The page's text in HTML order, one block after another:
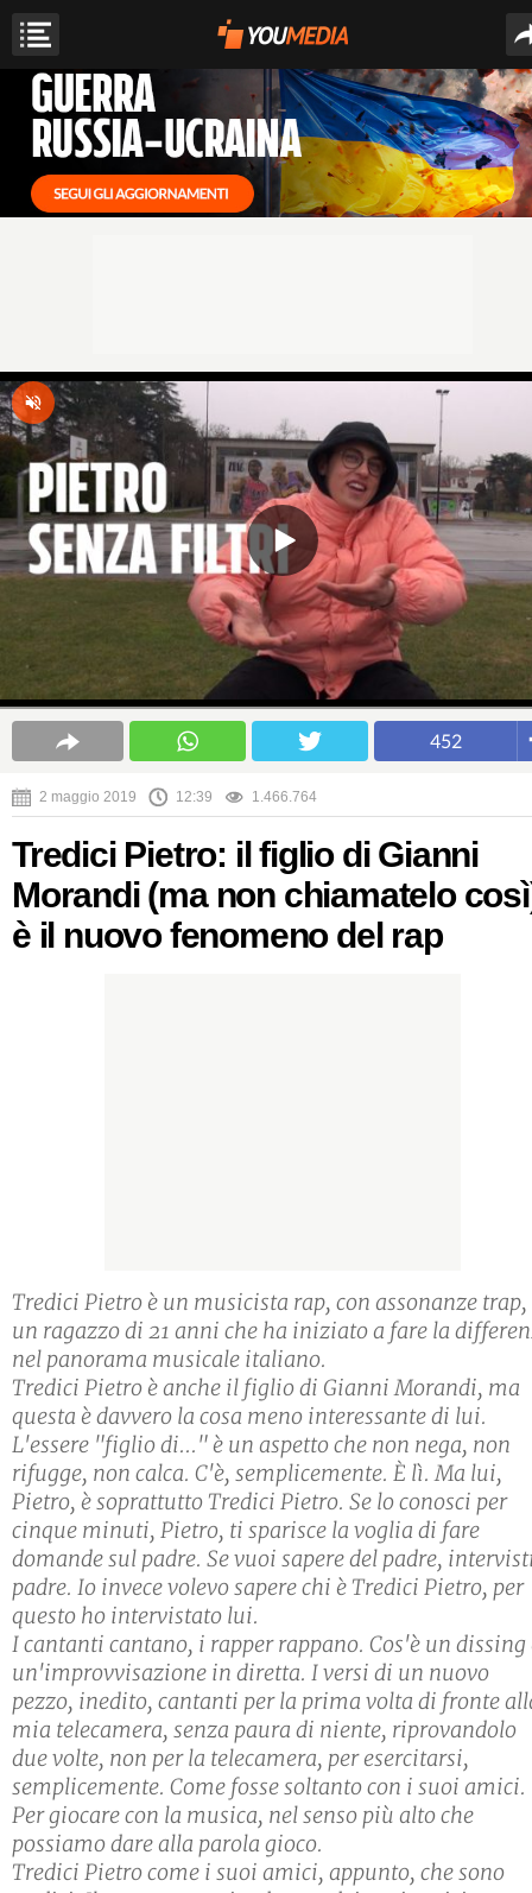
452
2 maggio 2019 12:39 1.466.764
Tredici Pietro: il figlio di Gianni
Morandi (ma non chiamatelo
è il nuovo fenomeno del rap
Tredici Pietro è un musicista rap, con assonanze trap,
un ragazzo di 21 anni che ha iniziato a fare la
nel panorama musicale italiano.
Tredici Pietro è anche il figlio di Gianni Morandi, ma
questa è davvero la cosa meno interessante di lui.
L'essere "figlio di..." è un aspetto che non nega, non
rifugge, non calca. C'è, semplicemente. È lì. Ma lui,
Pietro, è soprattutto Tredici Pietro. Se lo conosci per
cinque minuti, Pietro, ti sparisce la voglia di fare
domande sul padre. Se vuoi sapere del padre,
padre. Io invece volevo sapere chi è Tredici Pietro, per
questo ho intervistato lui.
I cantanti cantano, i rapper rappano. Cos'è un dissing
un'improvvisazione in diretta. I versi di un nuovo
pezzo, inedito, cantanti per la prima volta di fronte
mia telecamera, senza paura di niente, riprovandolo
due volte, non per la telecamera, per esercitarsi,
semplicemente. Come fosse soltanto con i suoi amici.
Per giocare con la musica, nel senso più alto che
possiamo dare alla parola gioco.
Tredici Pietro come i suoi amici, appunto, che sono